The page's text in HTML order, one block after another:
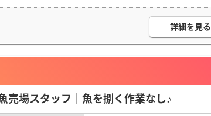
詳細を見る
売場スタッフ｜魚を捌く作業なし♪